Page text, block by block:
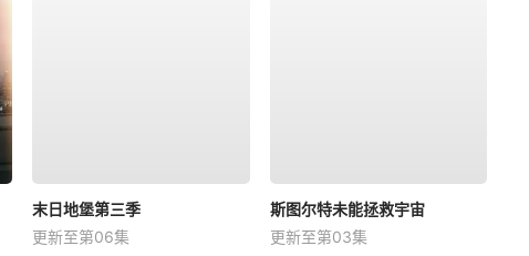
末日地堡第三季
更新至第06集
斯图尔特未能拯救宇宙
更新至第03集